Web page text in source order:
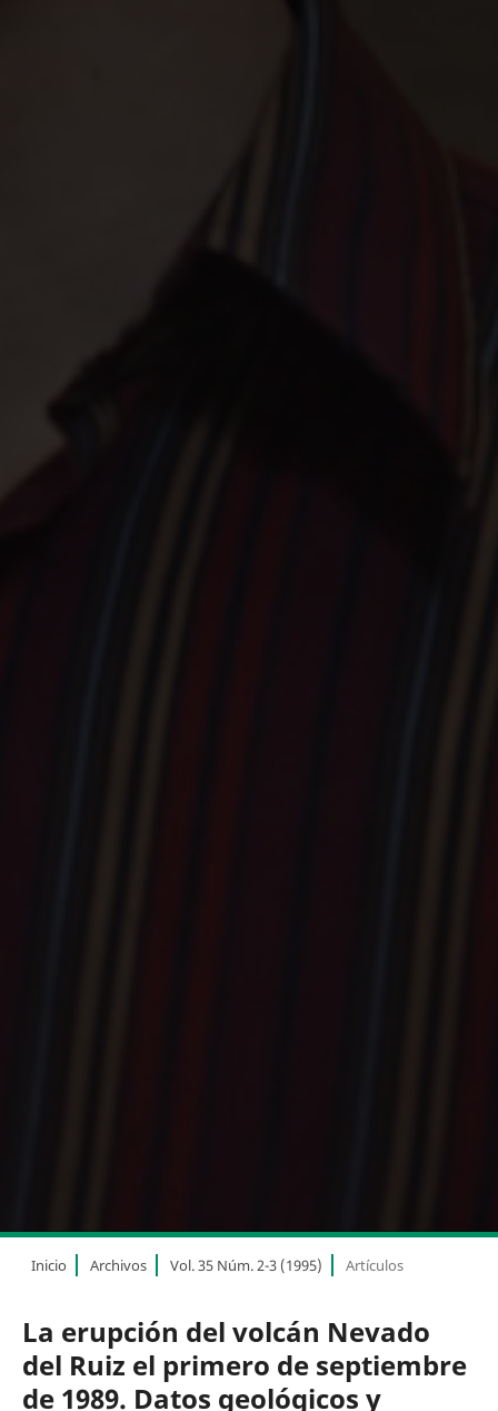
Inicio Archivos Vol. 35 Núm. 2-3 (1995) Artículos
La erupción del volcán Nevado
del Ruiz el primero de septiembre
de 1989. Datos geológicos y